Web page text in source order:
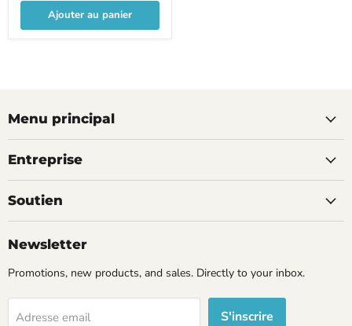
Ajouter au panier
Menu principal
Entreprise
Soutien
Newsletter
Promotions, new products, and sales. Directly to your inbox.
Adresse email S'inscrire